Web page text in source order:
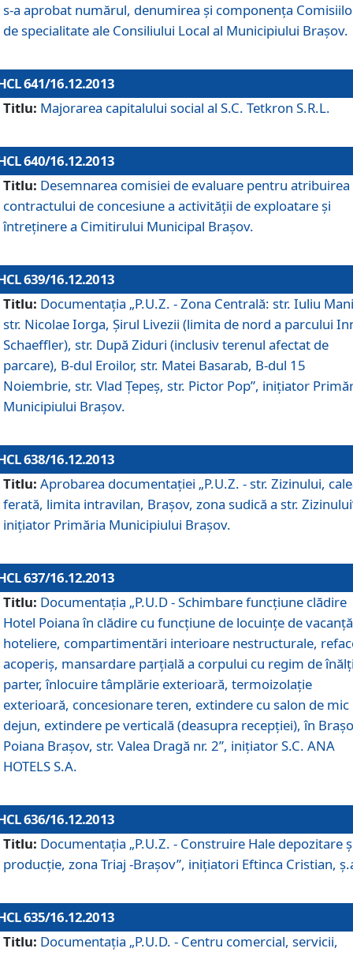
s-a aprobat numărul, denumirea şi componenţa
de specialitate ale Consiliului Local al Municipiului Braşov.
641/16.12.2013
Titlu: Majorarea capitalului social al S.C. Tetkron S.R.L.
640/16.12.2013
Titlu: Desemnarea comisiei de evaluare pentru atribuirea
contractului de concesiune a activităţii de exploatare şi
întreţinere a Cimitirului Municipal Braşov.
639/16.12.2013
Titlu: Documentaţia „P.U.Z. - Zona Centrală: str. Iuliu
str. Nicolae Iorga, Şirul Livezii (limita de nord a parcului
Schaeffler), str. După Ziduri (inclusiv terenul afectat de
parcare), B-dul Eroilor, str. Matei Basarab, B-dul 15
Noiembrie, str. Vlad Ţepeş, str. Pictor Pop”, iniţiator
Municipiului Braşov.
638/16.12.2013
Titlu: Aprobarea documentaţiei „P.U.Z. - str. Zizinului,
ferată, limita intravilan, Braşov, zona sudică a str.
iniţiator Primăria Municipiului Braşov.
637/16.12.2013
Titlu: Documentaţia „P.U.D - Schimbare funcţiune clădire
Hotel Poiana în clădire cu funcţiune de locuinţe de
hoteliere, compartimentări interioare nestructurale,
acoperiş, mansardare parţială a corpului cu regim de
parter, înlocuire tâmplărie exterioară, termoizolaţie
exterioară, concesionare teren, extindere cu salon de mic
dejun, extindere pe verticală (deasupra recepţiei), în
Poiana Braşov, str. Valea Dragă nr. 2”, iniţiator S.C. ANA
HOTELS S.A.
636/16.12.2013
Titlu: Documentaţia „P.U.Z. - Construire Hale depozitare
producţie, zona Triaj -Braşov”, iniţiatori Eftinca Cristian,
635/16.12.2013
Titlu: Documentaţia „P.U.D. - Centru comercial, servicii,